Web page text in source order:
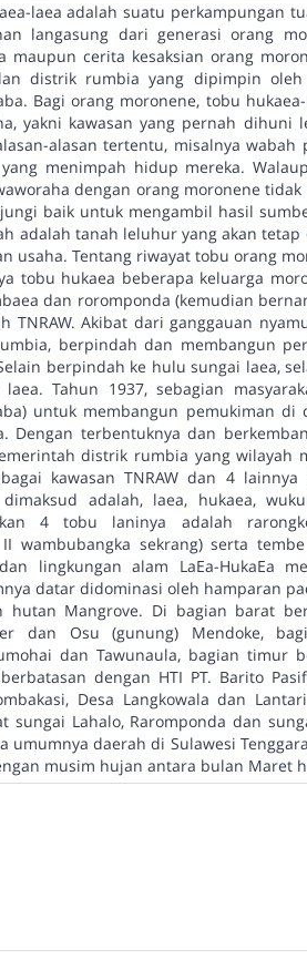
laea adalah suatu perkampungan
langasung dari generasi orang
maupun cerita kesaksian orang
distrik rumbia yang dipimpin oleh
Bagi orang moronene, tobu
yakni kawasan yang pernah dihuni
alasan tertentu, misalnya wabah
menimpah hidup mereka.
dengan orang moronene
baik untuk mengambil hasil
adalah tanah leluhur yang akan
usaha. Tentang riwayat tobu orang
tobu hukaea beberapa keluarga
dan roromponda (kemudian
TNRAW. Akibat dari ganggauan
berpindah dan membangun
berpindah ke hulu sungai laea,
Tahun 1937, sebagian
untuk membangun pemukiman
Dengan terbentuknya dan
distrik rumbia yang wilayah
kawasan TNRAW dan 4
adalah, laea, hukaea,
4 tobu laninya adalah
wambubangka sekrang) serta
lingkungan alam LaEa-HukaEa
datar didominasi oleh hamparan
Mangrove. Di bagian barat
dan Osu (gunung) Mendoke,
dan Tawunaula, bagian timur
dengan HTI PT. Barito
Desa Langkowala dan
sungai Lahalo, Raromponda dan
umumnya daerah di Sulawesi
musim hujan antara bulan Maret